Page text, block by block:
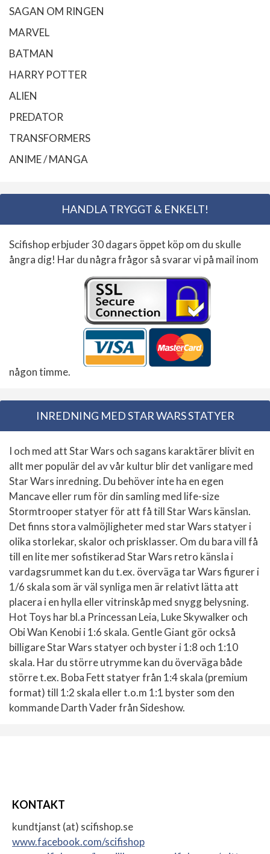
SAGAN OM RINGEN
MARVEL
BATMAN
HARRY POTTER
ALIEN
PREDATOR
TRANSFORMERS
ANIME / MANGA
HANDLA TRYGGT & ENKELT!
Scifishop erbjuder 30 dagars öppet köp om du skulle
ångra dig! Har du några frågor så svarar vi på mail inom
någon timme.
INREDNING MED STAR WARS STATYER
I och med att Star Wars och sagans karaktärer blivit en
allt mer populär del av vår kultur blir det vanligare med
Star Wars inredning. Du behöver inte ha en egen
Mancave eller rum för din samling med life-size
Stormtrooper statyer för att få till Star Wars känslan.
Det finns stora valmöjligheter med star Wars statyer i
olika storlekar, skalor och prisklasser. Om du bara vill få
till en lite mer sofistikerad Star Wars retro känsla i
vardagsrummet kan du t.ex. överväga tar Wars figurer i
1/6 skala som är väl synliga men är relativt lätta att
placera i en hylla eller vitrinskåp med snygg belysning.
Hot Toys har bl.a Princessan Leia, Luke Skywalker och
Obi Wan Kenobi i 1:6 skala. Gentle Giant gör också
billigare Star Wars statyer och byster i 1:8 och 1:10
skala. Har du större utrymme kan du överväga både
större t.ex. Boba Fett statyer från 1:4 skala (premium
format) till 1:2 skala eller t.o.m 1:1 byster som den
kommande Darth Vader från Sideshow.
KONTAKT
kundtjanst (at) scifishop.se
www.facebook.com/scifishop